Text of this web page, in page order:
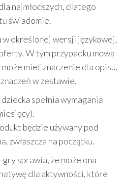
najmłodszych, dlatego
świadomie.
w określonej wersji językowej,
W tym przypadku mowa
może mieć znaczenie dla opisu,
w zestawie.
spełnia wymagania
będzie używany pod
zwłaszcza na początku.
sprawia, że może ona
dla aktywności, które